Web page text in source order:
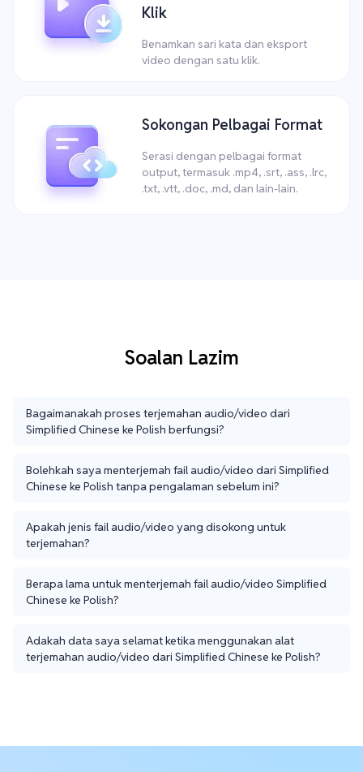
Klik
Benamkan sari kata dan eksport
video dengan satu klik.
Sokongan Pelbagai Format
Serasi dengan pelbagai format
output, termasuk .mp4, .srt, .ass, .lrc,
.txt, .vtt, .doc, .md, dan lain-lain.
Soalan Lazim
Bagaimanakah proses terjemahan audio/video dari
Simplified Chinese ke Polish berfungsi?
Bolehkah saya menterjemah fail audio/video dari Simplified
Chinese ke Polish tanpa pengalaman sebelum ini?
Apakah jenis fail audio/video yang disokong untuk
terjemahan?
Berapa lama untuk menterjemah fail audio/video Simplified
Chinese ke Polish?
Adakah data saya selamat ketika menggunakan alat
terjemahan audio/video dari Simplified Chinese ke Polish?